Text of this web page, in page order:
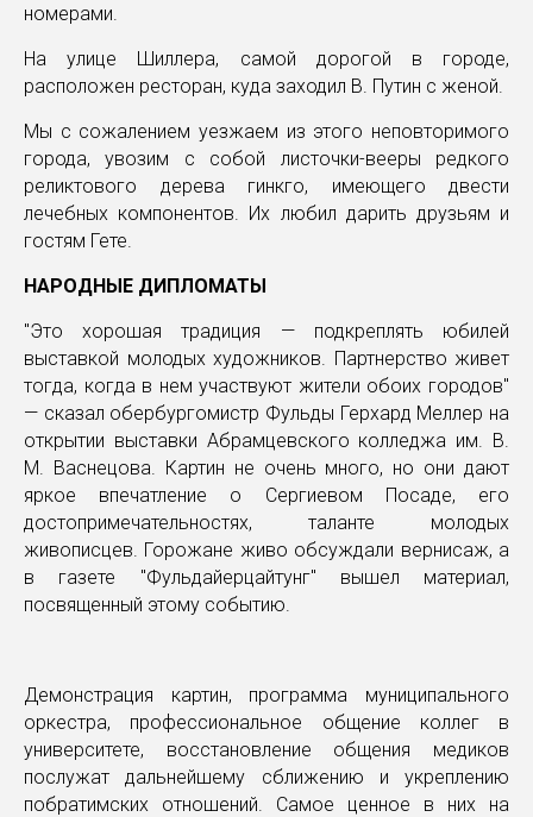
номерами.
На улице Шиллера, самой дорогой в городе,
расположен ресторан, куда заходил В. Путин с женой.
Мы с сожалением уезжаем из этого неповторимого
города, увозим с собой листочки-вееры редкого
реликтового дерева гинкго, имеющего двести
лечебных компонентов. Их любил дарить друзьям и
гостям Гете.
НАРОДНЫЕ ДИПЛОМАТЫ
"Это хорошая традиция — подкреплять юбилей
выставкой молодых художников. Партнерство живет
тогда, когда в нем участвуют жители обоих городов"
— сказал обербургомистр Фульды Герхард Меллер на
открытии выставки Абрамцевского колледжа им. В.
М. Васнецова. Картин не очень много, но они дают
яркое впечатление о Сергиевом Посаде, его
достопримечательностях, таланте молодых
живописцев. Горожане живо обсуждали вернисаж, а
в газете "Фульдайерцайтунг" вышел материал,
посвященный этому событию.
Демонстрация картин, программа муниципального
оркестра, профессиональное общение коллег в
университете, восстановление общения медиков
послужат дальнейшему сближению и укреплению
побратимских отношений. Самое ценное в них на